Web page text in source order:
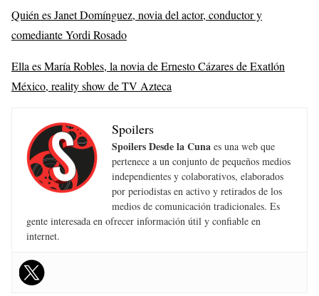
Quién es Janet Domínguez, novia del actor, conductor y
comediante Yordi Rosado
Ella es María Robles, la novia de Ernesto Cázares de Exatlón
México, reality show de TV Azteca
Spoilers
Spoilers Desde la Cuna es una web que
pertenece a un conjunto de pequeños medios
independientes y colaborativos, elaborados
por periodistas en activo y retirados de los
medios de comunicación tradicionales. Es
gente interesada en ofrecer información útil y confiable en
internet.